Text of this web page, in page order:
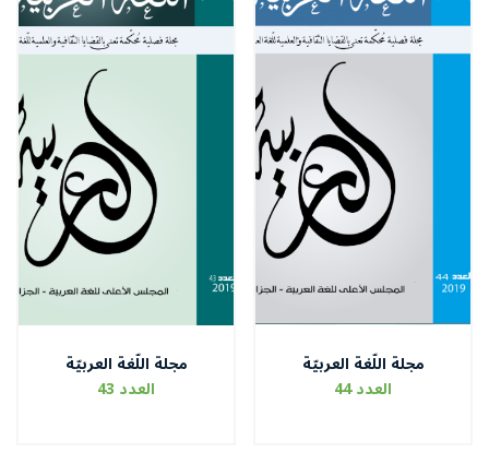
مجلة اللّغة العربيّة
العدد 44
مجلة اللّغة العربيّة
العدد 43